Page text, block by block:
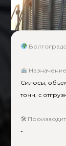
Slide 8 of 11.
Силосы,
тонн, с
🛠
-